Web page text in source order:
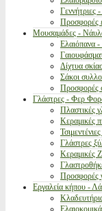
Γεννήτριες
Προσφορές
Μουσαμάδες -
Ελαιόπανα -
Δίχτυα
Σάκοι
Προσφορές
Γλάστρες - Φερ
Πλαστικές
Κεραμικές
Γλάστρες
Κεραμικές
Προσφορές
Εργαλεία κήπου -